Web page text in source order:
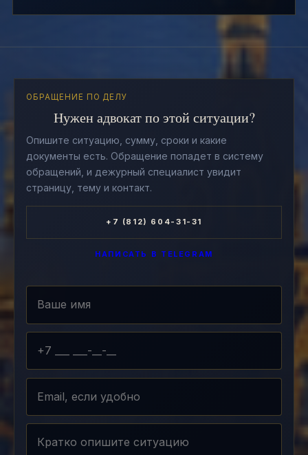
ОБРАЩЕНИЕ ПО ДЕЛУ
Нужен адвокат по этой ситуации?
Опишите ситуацию, сумму, сроки и какие
документы есть. Обращение попадет в систему
обращений, и дежурный специалист увидит
страницу, тему и контакт.
+7 (812) 604-31-31
НАПИСАТЬ В TELEGRAM